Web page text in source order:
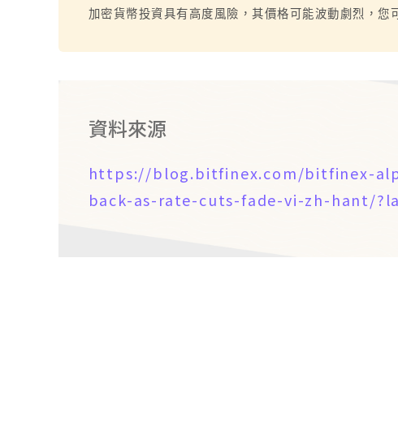
加密貨幣投資具有高度風險，其價格可能波動劇烈，您
資料來源
https://blog.bitfinex.com/bitfinex-
back-as-rate-cuts-fade-vi-zh-hant/